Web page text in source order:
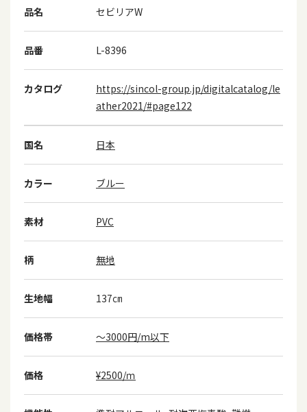
品名 セビリアW
品番 L-8396
カタログ
https://sincol-group.jp/digitalcatalog/le
ather2021/#page122
国名 日本
カラー ブルー
素材 PVC
柄 無地
生地幅 137㎝
価格帯 ～3000円/m以下
価格 ¥2500/ｍ